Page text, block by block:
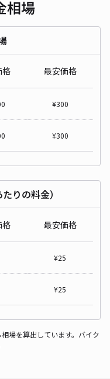
相場
格 最安価格
¥300
¥300
りの料金）
格 最安価格
¥25
¥25
場を算出しています。バイク